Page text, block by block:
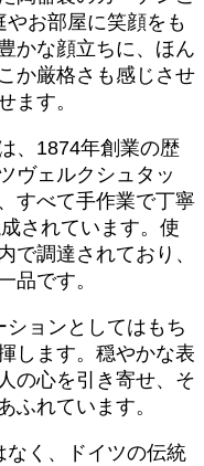
お部屋に笑顔をも
かな顔立ちに、ほん
か厳格さも感じさせ
ます。
、1874年創業の歴
ヴェルクシュタッ
すべて手作業で丁寧
されています。使
で調達されており、
品です。
ョンとしてはもち
します。穏やかな表
の心を引き寄せ、そ
ふれています。
なく、ドイツの伝統